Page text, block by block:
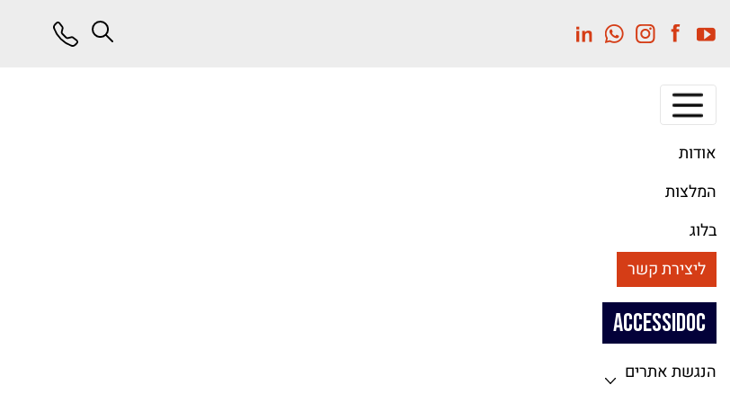
לתוכן
המרכזי
אודות
המלצות
בלוג
ליצירת קשר
ACCESSIDOC
הנגשת אתרים